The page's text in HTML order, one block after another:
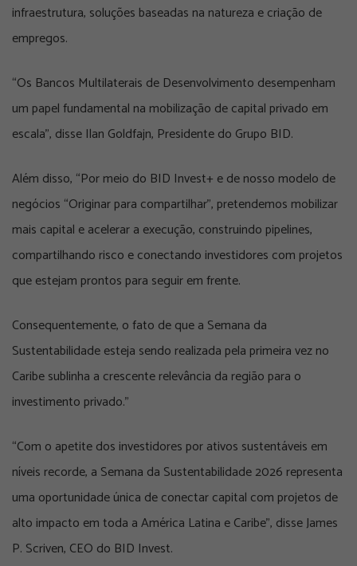
infraestrutura, soluções baseadas na natureza e criação de
empregos.
“Os Bancos Multilaterais de Desenvolvimento desempenham
um papel fundamental na mobilização de capital privado em
escala”, disse Ilan Goldfajn, Presidente do Grupo BID.
Além disso, “Por meio do BID Invest+ e de nosso modelo de
negócios “Originar para compartilhar”, pretendemos mobilizar
mais capital e acelerar a execução, construindo pipelines,
compartilhando risco e conectando investidores com projetos
que estejam prontos para seguir em frente.
Consequentemente, o fato de que a Semana da
Sustentabilidade esteja sendo realizada pela primeira vez no
Caribe sublinha a crescente relevância da região para o
investimento privado.”
“Com o apetite dos investidores por ativos sustentáveis em
níveis recorde, a Semana da Sustentabilidade 2026 representa
uma oportunidade única de conectar capital com projetos de
alto impacto em toda a América Latina e Caribe”, disse James
P. Scriven, CEO do BID Invest.